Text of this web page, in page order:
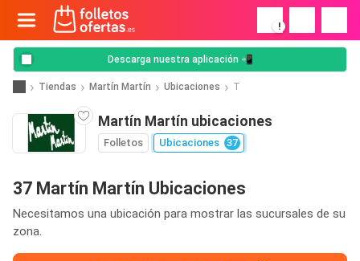
!
Descarga nuestra aplicación 📲
Tiendas Martín Martín Ubicaciones T
Martín Martín ubicaciones
Folletos Ubicaciones 37
37 Martín Martín Ubicaciones
Necesitamos una ubicación para mostrar las sucursales de su
zona.